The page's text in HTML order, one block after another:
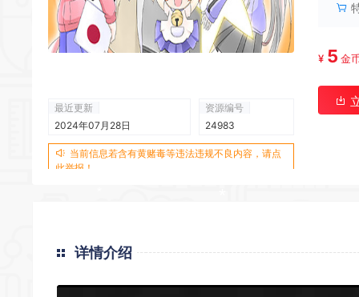
最近更新
2024年07月28日
资源编号
24983
当前信息若含有黄赌毒等违法违规不良内容，请点
此举报！
¥ 5 金
详情介绍
*